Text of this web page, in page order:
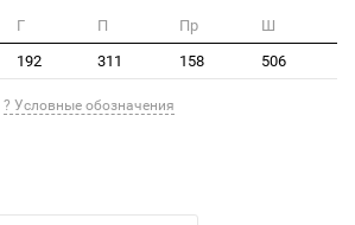
Г П Пр
Ш
192 311 158 506
? Условные обозначения